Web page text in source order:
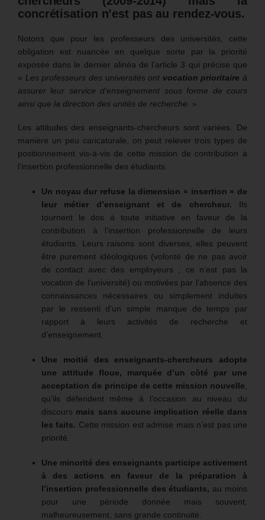
concrétisation n’est pas au rendez-vous.
Notons que pour les professeurs des universités, cette
obligation est nuancée en quelque sorte par la priorité
exposée dans le dernier alinéa de l’article 3 qui précise que
« Les professeurs des universités ont vocation prioritaire à
assurer leur service d’enseignement sous forme de cours
ainsi que la direction des unités de recherche.
»
Les attitudes des enseignants-chercheurs sont variées. De
manière un peu caricaturale, on peut relever trois types de
positionnement vis-à-vis de cette mission de contribution à
l’insertion professionnelle des étudiants.
Un noyau dur refuse la dimension « insertion » de
leur métier d’enseignant et de chercheur. Ils
tournent le dos à toute initiative en faveur de la
contribution à l’insertion professionnelle de leurs
étudiants. Leurs raisons sont diverses, elles peuvent
être purement idéologiques (volonté de ne pas avoir
de contact avec des employeurs ; ce n’est pas la
vocation de l’université) ou motivées par l’absence des
connaissances nécessaires ou simplement induites
par le ressenti d’un simple manque de temps par
rapport à leurs activités de recherche et
d’enseignement.
Une moitié des enseignants-chercheurs adopte
une attitude floue, marquée d’un côté par une
acceptation de principe de cette mission nouvelle
qu’ils défendent même à l’occasion au niveau du
discours mais sans aucune implication réelle dans
les faits. Cette mission est admise mais n’est pas une
priorité.
Une minorité des enseignants participe activement
à des actions en faveur de la préparation à
l’insertion professionnelle des étudiants, au moins
pour une période donnée mais souvent,
malheureusement, sans grande continuité.